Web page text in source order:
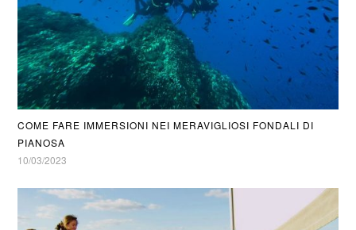
COME FARE IMMERSIONI NEI MERAVIGLIOSI FONDALI DI
PIANOSA
10/03/2023